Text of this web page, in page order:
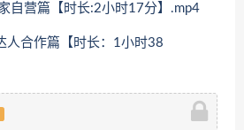
自营篇【时长:2小时17分】.mp4
人合作篇【时长：1小时38